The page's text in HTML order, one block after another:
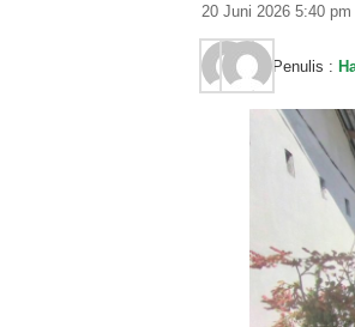
20 Juni 2026 5:40 pm
Penulis :